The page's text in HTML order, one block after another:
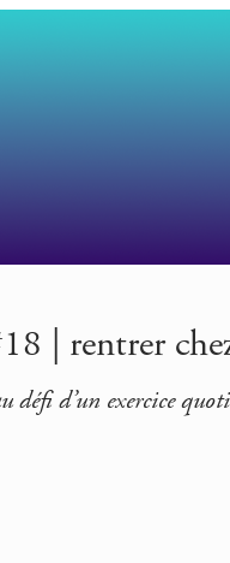
| rentrer
défi d’un exercice